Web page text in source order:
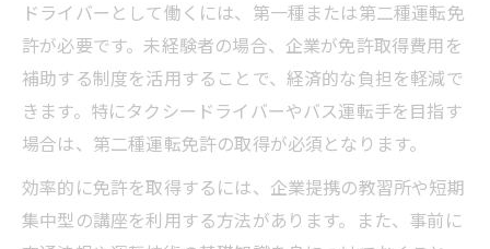
ドライバーとして働くには、第一種または第二種運転免
許が必要です。未経験者の場合、企業が免許取得費用を
補助する制度を活用することで、経済的な負担を軽減で
きます。特にタクシードライバーやバス運転手を目指す
場合は、第二種運転免許の取得が必須となります。
効率的に免許を取得するには、企業提携の教習所や短期
集中型の講座を利用する方法があります。また、事前に